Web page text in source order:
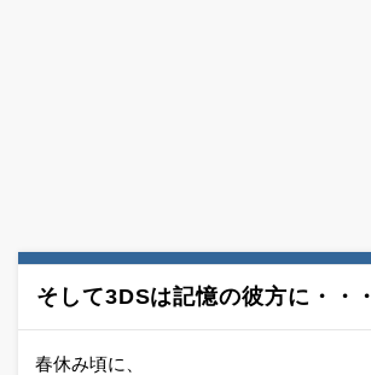
そして3DSは記憶の彼方に・・・
春休み頃に、